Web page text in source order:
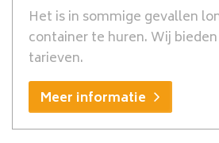
Het is in sommige gevallen
container te huren. Wij
tarieven.
Meer informatie